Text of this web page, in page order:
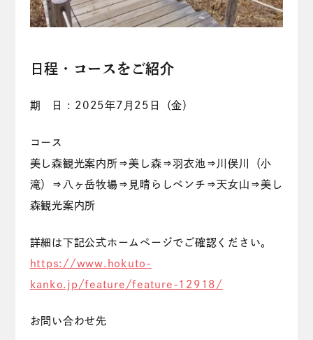
日程・コースをご紹介
期 日 : 2025年7月25日（金）
コース
美し森観光案内所⇒美し森⇒羽衣池⇒川俣川（小
滝）⇒八ヶ岳牧場⇒見晴らしベンチ⇒天女山⇒美し
森観光案内所
詳細は下記公式ホームページでご確認ください。
https://www.hokuto-
kanko.jp/feature/feature-12918/
お問い合わせ先